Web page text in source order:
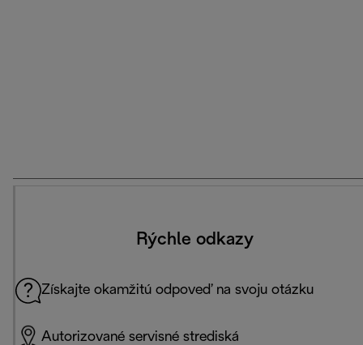
Rýchle odkazy
Získajte okamžitú odpoveď na svoju otázku
Autorizované servisné strediská